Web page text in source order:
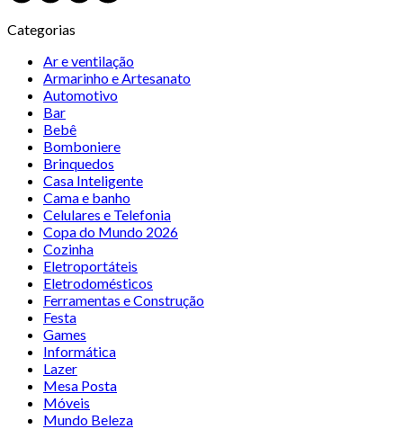
Categorias
Ar e ventilação
Armarinho e Artesanato
Automotivo
Bar
Bebê
Bomboniere
Brinquedos
Casa Inteligente
Cama e banho
Celulares e Telefonia
Copa do Mundo 2026
Cozinha
Eletroportáteis
Eletrodomésticos
Ferramentas e Construção
Festa
Games
Informática
Lazer
Mesa Posta
Móveis
Mundo Beleza